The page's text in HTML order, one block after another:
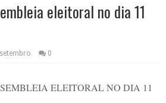
eleitoral no dia 11
0
ELEITORAL NO DIA 11